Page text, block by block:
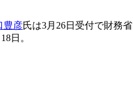
豊彦氏は3月26日受付で財務
日。